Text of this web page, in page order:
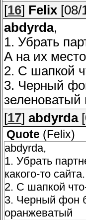
[16] Felix [08/
abdyrda,
1. Убрать
А на их
2. С шапкой
3. Черный
[17] abdyrda
Quote ( Felix)
abdyrda,
1. Убрать
какого-то сайта.
2. С шапкой
3. Черный фон
оранжеватый